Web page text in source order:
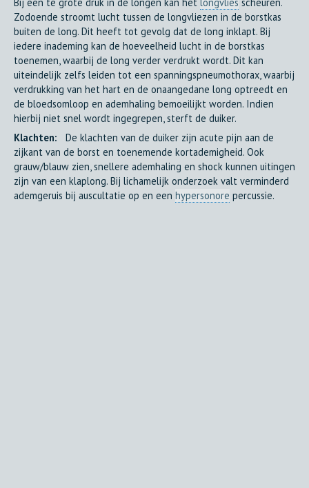
Zodoende stroomt lucht tussen de longvliezen in de borstkas
buiten de long. Dit heeft tot gevolg dat de long inklapt. Bij
iedere inademing kan de hoeveelheid lucht in de borstkas
toenemen, waarbij de long verder verdrukt wordt. Dit kan
uiteindelijk zelfs leiden tot een spanningspneumothorax, waarbij
verdrukking van het hart en de onaangedane long optreedt en
de bloedsomloop en ademhaling bemoeilijkt worden. Indien
hierbij niet snel wordt ingegrepen, sterft de duiker.
Klachten: De klachten van de duiker zijn acute pijn aan de
zijkant van de borst en toenemende kortademigheid. Ook
grauw/blauw zien, snellere ademhaling en shock kunnen uitingen
zijn van een klaplong. Bij lichamelijk onderzoek valt verminderd
ademgeruis bij auscultatie op en een hypersonore percussie.